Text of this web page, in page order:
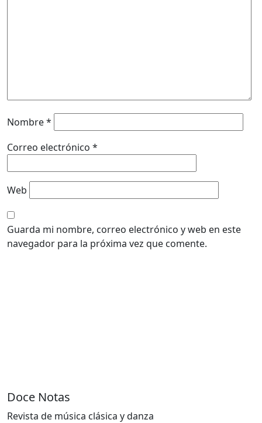
Nombre*
Correo electrónico *
Web
Guarda mi nombre, correo electrónico y web en este
navegador para la próxima vez que comente.
Doce Notas
Revista de música clásica y danza